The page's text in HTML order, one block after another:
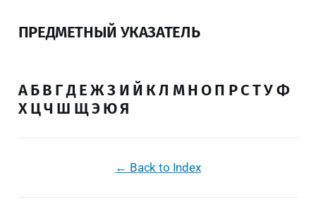
ПРЕДМЕТНЫЙ УКАЗАТЕЛЬ
А Б В Г Д Е Ж З И Й К Л М Н О П Р С Т У Ф
Х Ц Ч Ш Щ Э Ю Я
← Back to Index